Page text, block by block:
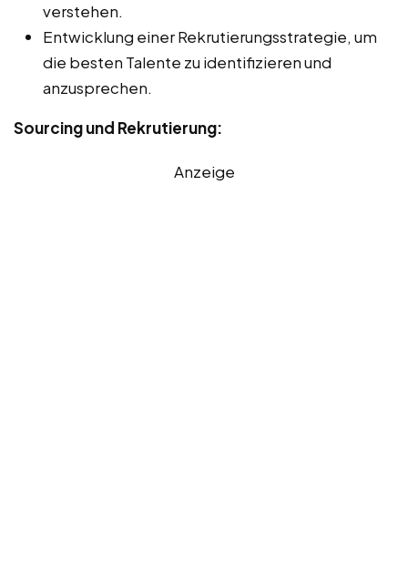
verstehen.
Entwicklung einer Rekrutierungsstrategie, um
die besten Talente zu identifizieren und
anzusprechen.
Sourcing und Rekrutierung:
Anzeige